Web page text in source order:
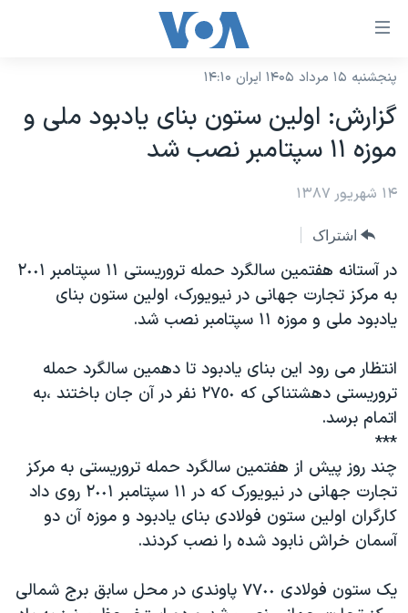
لینکهای
دسترسی
جهش
محتوای
اصلی
صفحه
اصلی
جهش
به
جستجو
نسخه سبک وب‌سایت
موضوع ها
ایران
آمریکا
جهان
ورزشی
گزیده‌ها
ویژه برنامه‌ها
ویدیوها
فرهنگ و زندگی
حقوق شهروندی
اقتصادی
علم و فناوری
گالری عکس
برنامه های تلویزیونی
جدول برنامه ها
صفحه‌های ویژه
جام جهانی ۲۰۲۶
عملیات خشم حماسی
۲۵۰سالگی آمریکا
بایگانی برنامه‌های تلویزیونی
مستندها
انتخابات ریاست جمهوری آمریکا ۲۰۲۴
حمله جمهوری اسلامی به اسرائیل
رمز مهسا
اعتراضات زن، زندگی، آزادی
فرکانس‌های صدای آمریکا
پخش رادیویی
یادگیری زبان انگلیسی
دنبال کنید
زبانهای مختلف
پنجشنبه ۱۵ مرداد ۱۴۰۵ ایران ۱۴:۱۰
گزارش: اولین ستون بنای یادبود ملی و
موزه ١١ سپتامبر نصب شد
۱۴ شهریور ۱۳۸۷
اشتراک
در آستانه هفتمین سالگرد حمله تروریستی ١١ سپتامبر ٢٠٠١
به مرکز تجارت جهانی در نیویورک، اولین ستون بنای
یادبود ملی و موزه ١١ سپتامبر نصب شد.
انتظار می رود این بنای یادبود تا دهمین سالگرد حمله
تروریستی دهشتناکی که ٢٧٥٠ نفر در آن جان باختند ،به
اتمام برسد.
***
چند روز پیش از هفتمین سالگرد حمله تروریستی به مرکز
تجارت جهانی در نیویورک که در ١١ سپتامبر ٢٠٠١ روی داد
کارگران اولین ستون فولادی بنای یادبود و موزه آن دو
آسمان خراش نابود شده را نصب کردند.
یک ستون فولادی ٧٧٠٠ پاوندی در محل سابق برج شمالی